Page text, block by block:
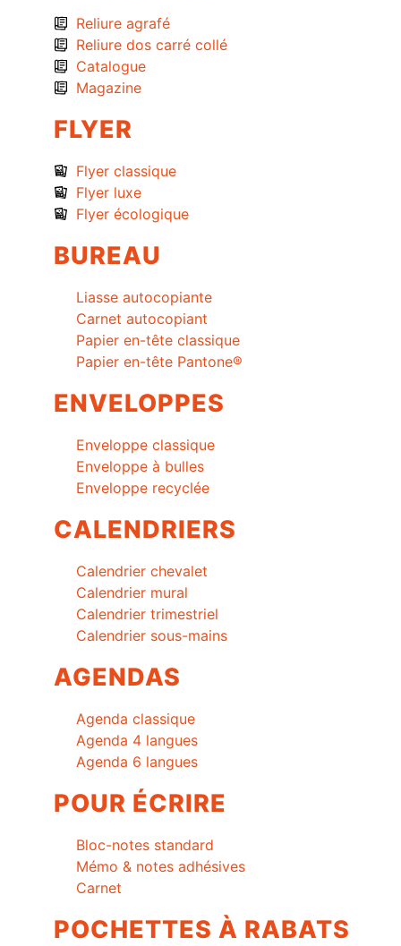
Reliure agrafé
Reliure dos carré collé
Catalogue
Magazine
FLYER
Flyer classique
Flyer luxe
Flyer écologique
BUREAU
Liasse autocopiante
Carnet autocopiant
Papier en-tête classique
Papier en-tête Pantone®
ENVELOPPES
Enveloppe classique
Enveloppe à bulles
Enveloppe recyclée
CALENDRIERS
Calendrier chevalet
Calendrier mural
Calendrier trimestriel
Calendrier sous-mains
AGENDAS
Agenda classique
Agenda 4 langues
Agenda 6 langues
POUR ÉCRIRE
Bloc-notes standard
Mémo & notes adhésives
Carnet
POCHETTES À RABATS